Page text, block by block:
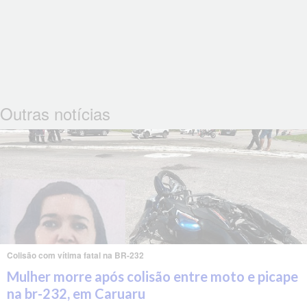
Outras notícias
Colisão com vítima fatal na BR-232
Mulher morre após colisão entre moto e picape
na br-232, em Caruaru